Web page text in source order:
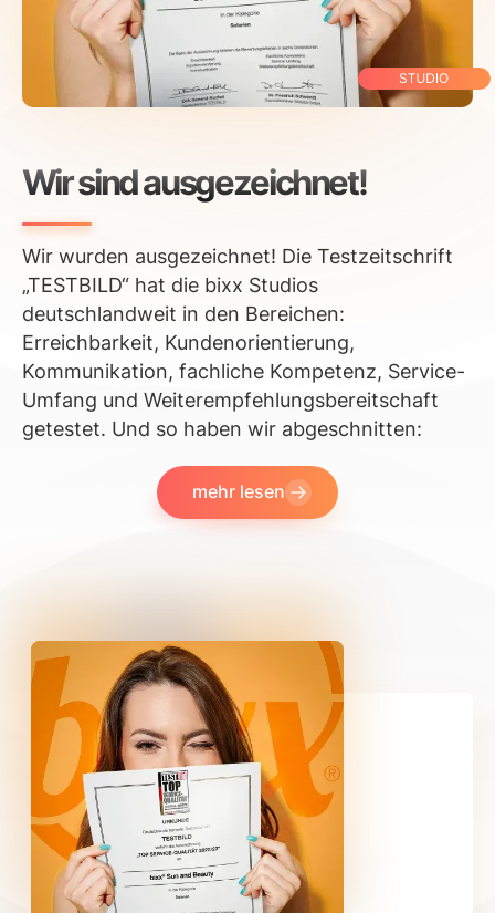
Wir sind ausgezeichnet!
Wir wurden ausgezeichnet! Die Testzeitschrift
„TESTBILD“ hat die bixx Studios
deutschlandweit in den Bereichen:
Erreichbarkeit, Kundenorientierung,
Kommunikation, fachliche Kompetenz, Service-
Umfang und Weiterempfehlungsbereitschaft
getestet. Und so haben wir abgeschnitten:
mehr lesen